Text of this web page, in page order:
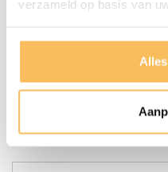
verzameld op basis van